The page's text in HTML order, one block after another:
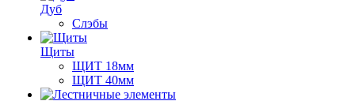
Дуб
Слэбы
Щиты
ЩИТ 18мм
ЩИТ 40мм